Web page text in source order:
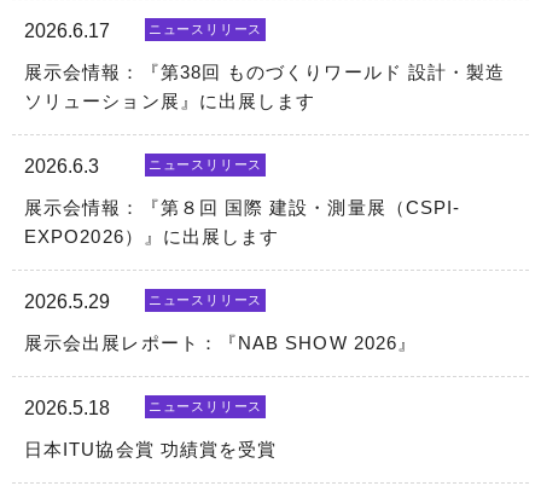
2026.6.17 ニュースリリース
展示会情報：『第38回 ものづくりワールド 設計・製造
ソリューション展』に出展します
2026.6.3 ニュースリリース
展示会情報：『第８回 国際 建設・測量展（CSPI-
EXPO2026）』に出展します
2026.5.29 ニュースリリース
展示会出展レポート：『NAB SHOW 2026』
2026.5.18 ニュースリリース
日本ITU協会賞 功績賞を受賞